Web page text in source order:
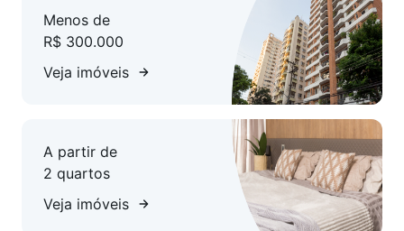
Menos de
R$ 300.000
Veja imóveis
A partir de
2 quartos
Veja imóveis